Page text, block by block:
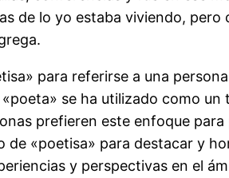
de lo yo estaba viviendo,
para referirse a una
se ha utilizado como
prefieren este enfoque
«poetisa» para destacar y
y perspectivas en el